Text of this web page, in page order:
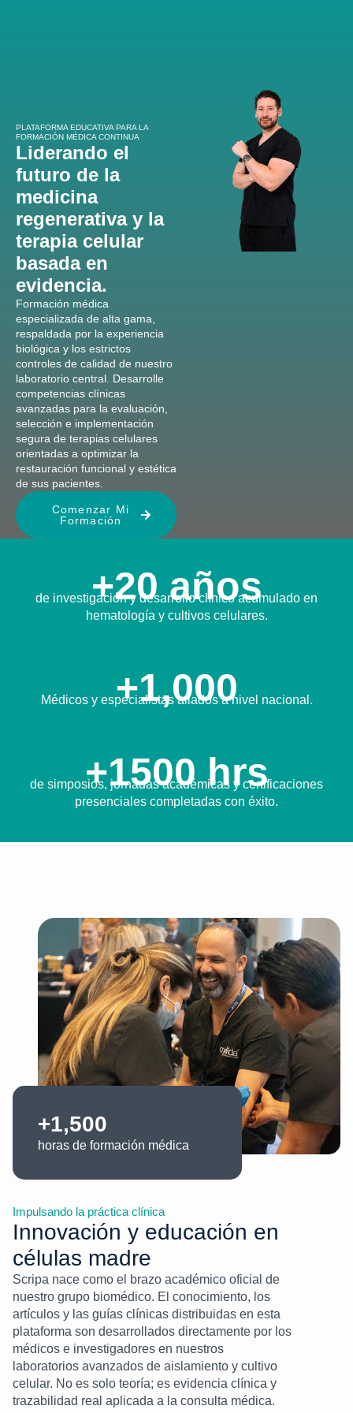
PLATAFORMA EDUCATIVA PARA LA
FORMACIÓN MÉDICA CONTINUA
Liderando el
futuro de la
medicina
regenerativa y la
terapia celular
basada en
evidencia.
Formación médica
especializada de alta gama,
respaldada por la experiencia
biológica y los estrictos
controles de calidad de nuestro
laboratorio central. Desarrolle
competencias clínicas
avanzadas para la evaluación,
selección e implementación
segura de terapias celulares
orientadas a optimizar la
restauración funcional y estética
de sus pacientes.
Comenzar Mi
Formación
+20 años
de investigación y desarrollo clínico acumulado en
hematología y cultivos celulares.
+1,000
Médicos y especialistas aliados a nivel nacional.
+1500 hrs
de simposios, jornadas académicas y certificaciones
presenciales completadas con éxito.
+1,500
horas de formación médica
Impulsando la práctica clínica
Innovación y educación en
células madre
Scripa nace como el brazo académico oficial de
nuestro grupo biomédico. El conocimiento, los
artículos y las guías clínicas distribuidas en esta
plataforma son desarrollados directamente por los
médicos e investigadores en nuestros
laboratorios avanzados de aislamiento y cultivo
celular. No es solo teoría; es evidencia clínica y
trazabilidad real aplicada a la consulta médica.